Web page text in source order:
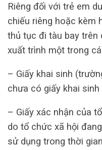
Riêng đối với trẻ em
chiếu riêng hoặc kèm
thủ tục đi tàu bay trên
xuất trình một trong
– Giấy khai sinh
chưa có giấy khai
– Giấy xác nhận của
do tổ chức xã hội
sử dụng trong thời